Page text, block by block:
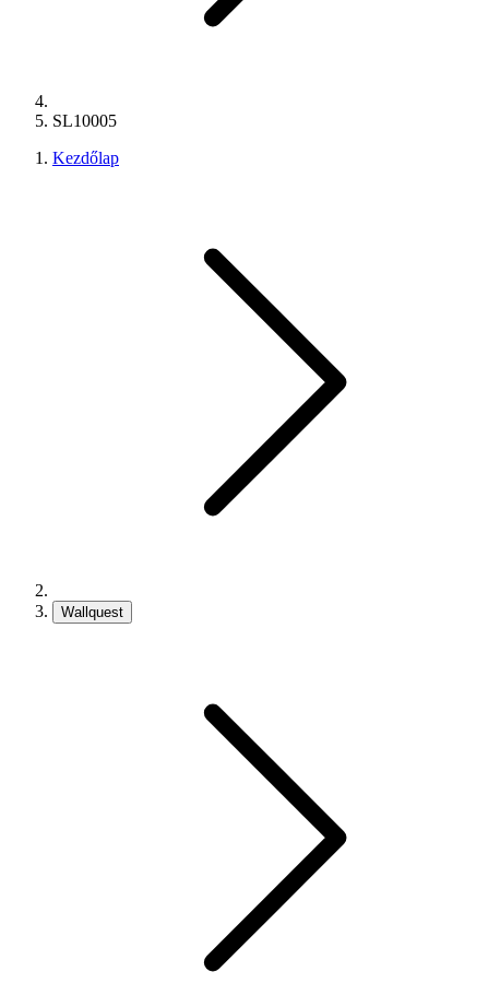
SL10005
Kezdőlap
Wallquest